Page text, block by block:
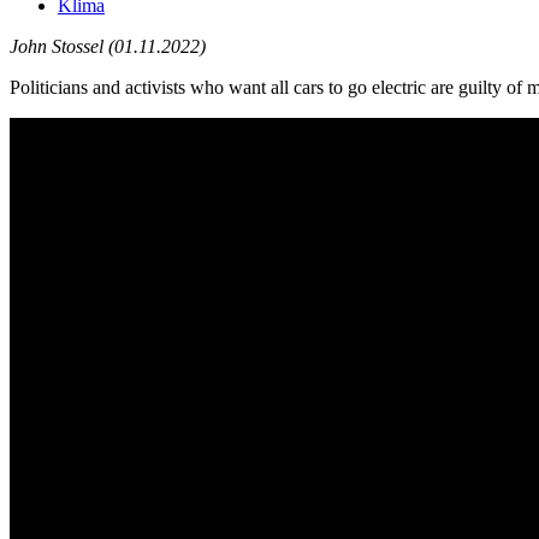
Klima
John Stossel (01.11.2022)
Politicians and activists who want all cars to go electric are guilty of